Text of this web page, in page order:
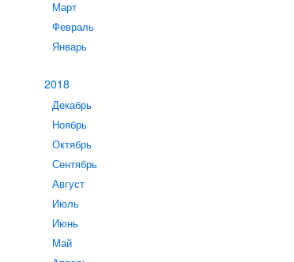
Март
Февраль
Январь
2018
Декабрь
Ноябрь
Октябрь
Сентябрь
Август
Июль
Июнь
Май